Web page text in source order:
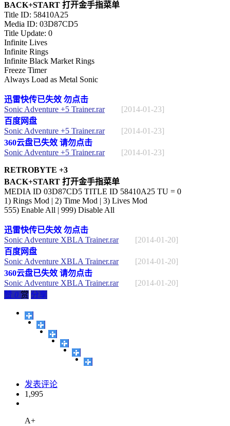
BACK+START 打开金手指菜单
Title ID: 58410A25
Media ID: 03D87CD5
Title Update: 0
Infinite Lives
Infinite Rings
Infinite Black Market Rings
Freeze Timer
Always Load as Metal Sonic
迅雷快传已失效 勿点击
Sonic Adventure +5 Trainer.rar
[2014-01-23]
百度网盘
Sonic Adventure +5 Trainer.rar
[2014-01-23]
360云盘已失效 请勿点击
Sonic Adventure +5 Trainer.rar
[2014-01-23]
RETROBYTE +3
BACK+START 打开金手指菜单
MEDIA ID 03D87CD5 TITLE ID 58410A25 TU = 0
1) Rings Mod | 2) Time Mod | 3) Lives Mod
555) Enable All | 999) Disable All
迅雷快传已失效 勿点击
Sonic Adventure XBLA Trainer.rar
[2014-01-20]
百度网盘
Sonic Adventure XBLA Trainer.rar
[2014-01-20]
360云盘已失效 请勿点击
Sonic Adventure XBLA Trainer.rar
[2014-01-20]
赞 0 赏 分享
发表评论
1,995
A+